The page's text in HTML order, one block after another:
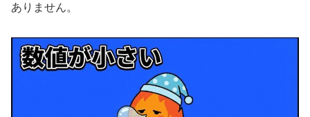
ありません。